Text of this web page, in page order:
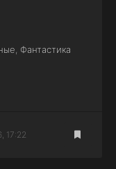
Фантастика
17:22